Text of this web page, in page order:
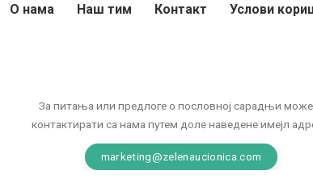
За питања или предлоге о пословној сарадњи
контактирати са нама путем доле наведене имејл
marketing@zelenaucionica.com
О нама Наш тим Контакт Услови